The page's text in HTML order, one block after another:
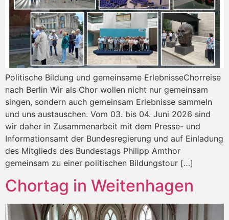
Politische Bildung und gemeinsame ErlebnisseChorreise
nach Berlin Wir als Chor wollen nicht nur gemeinsam
singen, sondern auch gemeinsam Erlebnisse sammeln
und uns austauschen. Vom 03. bis 04. Juni 2026 sind
wir daher in Zusammenarbeit mit dem Presse- und
Informationsamt der Bundesregierung und auf Einladung
des Mitglieds des Bundestags Philipp Amthor
gemeinsam zu einer politischen Bildungstour […]
Chortag in Weitenhagen